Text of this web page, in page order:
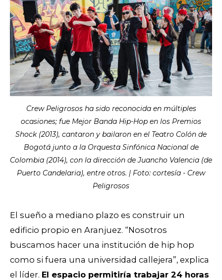
Crew Peligrosos ha sido reconocida en múltiples
ocasiones; fue Mejor Banda Hip-Hop en los Premios
Shock (2013), cantaron y bailaron en el Teatro Colón de
Bogotá junto a la Orquesta Sinfónica Nacional de
Colombia (2014), con la dirección de Juancho Valencia (de
Puerto Candelaria), entre otros. | Foto: cortesía - Crew
Peligrosos
El sueño a mediano plazo es construir un
edificio propio en Aranjuez. “Nosotros
buscamos hacer una institución de hip hop
como si fuera una universidad callejera”, explica
el líder. El espacio permitiría trabajar 24 horas